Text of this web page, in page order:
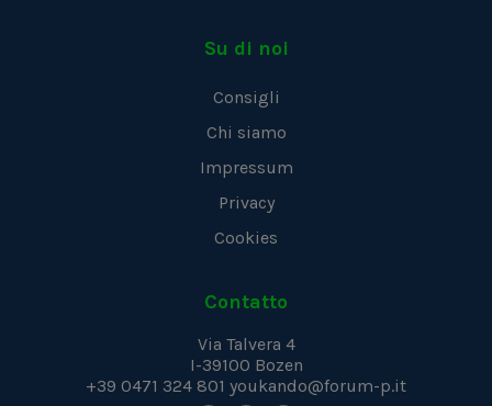
Su di noi
Consigli
Chi siamo
Impressum
Privacy
Cookies
Contatto
Via Talvera 4
I-39100 Bozen
+39 0471 324 801 youkando@forum-p.it